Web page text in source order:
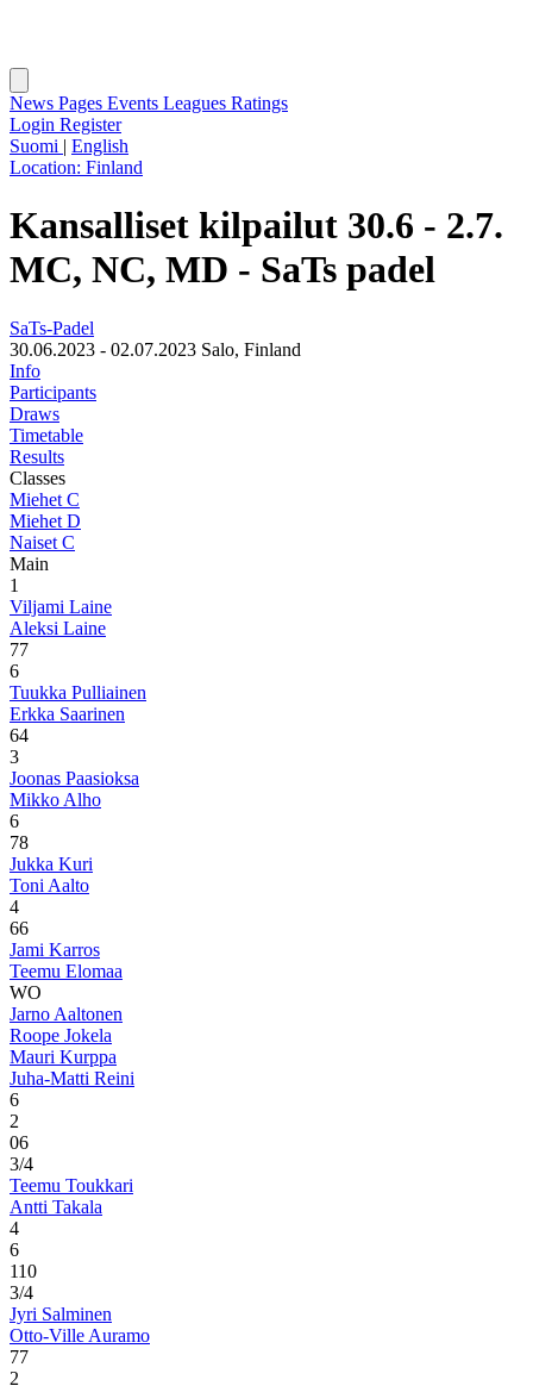
News Pages Events Leagues Ratings
Login Register
Suomi | English
Location: Finland
Kansalliset kilpailut 30.6 - 2.7.
MC, NC, MD - SaTs padel
SaTs-Padel
30.06.2023 - 02.07.2023 Salo, Finland
Info
Participants
Draws
Timetable
Results
Classes
Miehet C
Miehet D
Naiset C
Main
1
Viljami Laine
Aleksi Laine
77
6
Tuukka Pulliainen
Erkka Saarinen
64
3
Joonas Paasioksa
Mikko Alho
6
78
Jukka Kuri
Toni Aalto
4
66
Jami Karros
Teemu Elomaa
WO
Jarno Aaltonen
Roope Jokela
Mauri Kurppa
Juha-Matti Reini
6
2
06
3/4
Teemu Toukkari
Antti Takala
4
6
110
3/4
Jyri Salminen
Otto-Ville Auramo
77
2